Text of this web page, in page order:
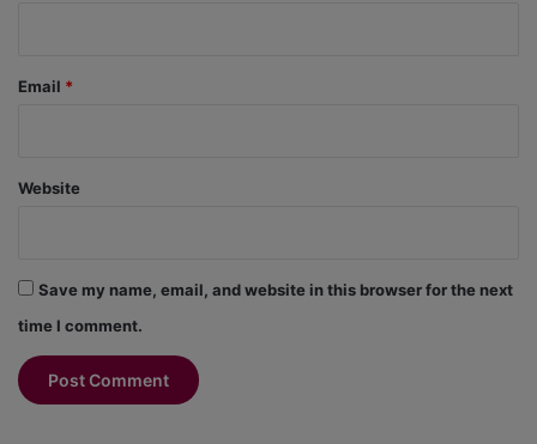
Email *
Website
Save my name, email, and website in this browser for the next
time I comment.